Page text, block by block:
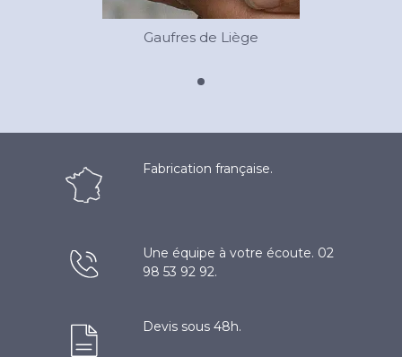
Gaufres de Liège
Fabrication française.
Une équipe à votre écoute. 02
98 53 92 92.
Devis sous 48h.